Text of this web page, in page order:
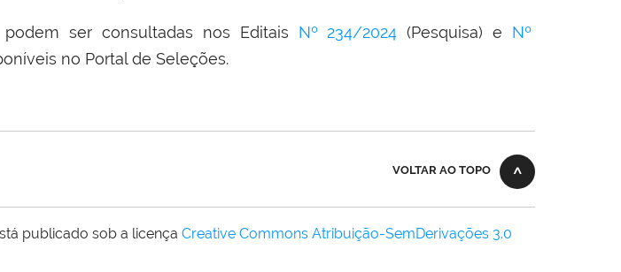
ser consultadas nos Editais Nº 234/2024 (Pesquisa) e
Nº
no Portal de Seleções.
VOLTAR AO TOPO
publicado sob a licença Creative Commons Atribuição-SemDerivações 3.0